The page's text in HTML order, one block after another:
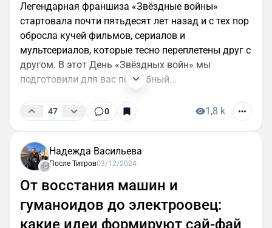
Легендарная франшиза «Звёздные войны»
стартовала почти пятьдесят лет назад и с тех пор
обросла кучей фильмов, сериалов и
мультсериалов, которые тесно переплетены друг с
другом. В этот День «Звёздных войн» мы
подготовили для вас подробный...
47 0 1,8 k
Надежда Васильева
После Титров03/12/2024
От восстания машин и
гуманоидов до электроовец:
какие идеи формируют сай-фай